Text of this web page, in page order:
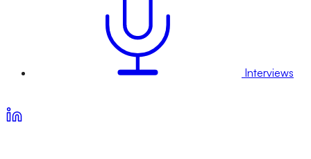
Interviews